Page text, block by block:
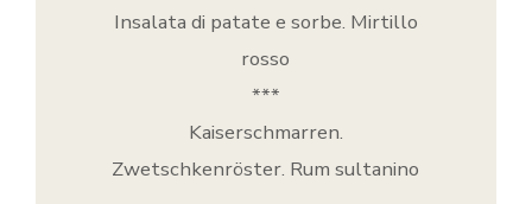
Insalata di patate e sorbe. Mirtillo
rosso
***
Kaiserschmarren.
Zwetschkenröster. Rum sultanino